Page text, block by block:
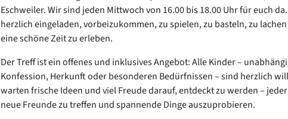
Eschweiler. Wir sind jeden Mittwoch von 16.00 bis 18.00 Uhr für euch
herzlich eingeladen, vorbeizukommen, zu spielen, zu basteln, zu
eine schöne Zeit zu erleben.
Der Treff ist ein offenes und inklusives Angebot: Alle Kinder –
Konfession, Herkunft oder besonderen Bedürfnissen – sind herzlich
warten frische Ideen und viel Freude darauf, entdeckt zu werden –
neue Freunde zu treffen und spannende Dinge auszuprobieren.